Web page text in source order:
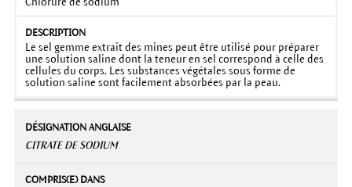
Le sel gemme extrait des mines peut être utilisé pour préparer
une solution saline dont la teneur en sel correspond à celle des
cellules du corps. Les substances végétales sous forme de
solution saline sont facilement absorbées par la peau.
CITRATE DE SODIUM